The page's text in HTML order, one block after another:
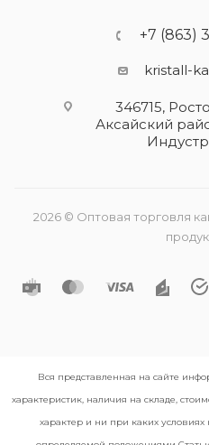
+7 (863)
kristall-
346715,
Аксайский
2026 © Оптовая торговля
Вся представленная на сайте
характеристик, наличия на складе,
характер и ни при каких